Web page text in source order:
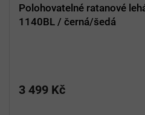
Polohovatelné ratanové
1140BL / černá/šedá
3 499 Kč